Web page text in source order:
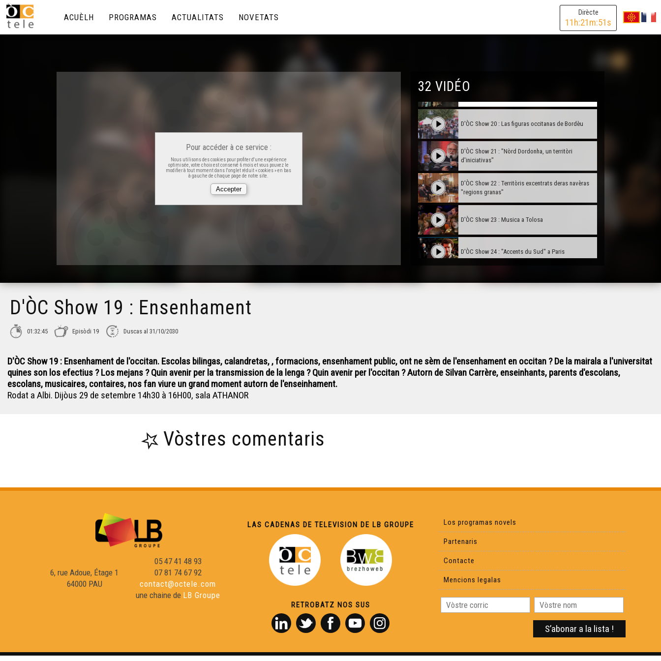
Dirècte
11h:21m:51s
ACUÈLH PROGRAMAS ACTUALITATS NOVETATS
Pour accéder à ce service :
Nous utilisons des cookies pour profiter d'une expérience
optimisée, votre choix est conservé 6 mois et vous pouvez le
modifier à tout moment dans l'onglet réduit « cookies » en bas
à gauche de chaque page de notre site.
32 VIDÉOD'ÒC Show 19 : Ensenhament
D'ÒC Show 20 : Las figuras occitanas de Bordèu
D'ÒC Show 21 : "Nòrd Dordonha, un territòri
d'iniciativas"
D'ÒC Show 22 : Territòris excentrats deras navèras
"regions granas"
D'ÒC Show 23 : Musica a Tolosa
D'ÒC Show 24 : "Accents du Sud" a Paris
D'ÒC Show 28 : Lemosin, tèrra occitana ?
D'ÒC Show 33 - Nadau au teatre
D'ÒC Show 34 : Montalban
D'ÒC Show 35 : Nimes
D'ÒC Show 19 : Ensenhament
01:32:45 Episòdi 19 Duscas al 31/10/2030
D'ÒC Show 19 : Ensenhament de l'occitan. Escolas bilingas, calandretas, , formacions, ensenhament public, ont ne sèm de l'ensenhament en occitan ? De la mairala a l'universitat
quines son los efectius ? Los mejans ? Quin avenir per la transmission de la lenga ? Quin avenir per l'occitan ? Autorn de Silvan Carrère, enseinhants, parents d'escolans,
escolans, musicaires, contaires, nos fan viure un grand moment autorn de l'enseinhament.
Rodat a Albi. Dijòus 29 de setembre 14h30 à 16H00, sala ATHANOR
Vòstres comentaris
6, rue Adoue, Étage 1
64000 PAU
05 47 41 48 93
07 81 74 67 92
contact@octele.com
une chaine de LB Groupe
LAS CADENAS DE TELEVISION DE LB GROUPE
RETROBATZ NOS SUS
Los programas novels
Partenaris
Contacte
Mencions legalas